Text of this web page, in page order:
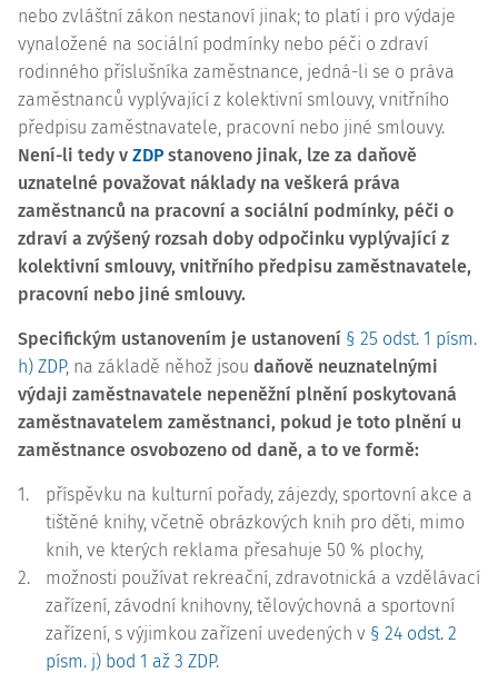
nebo zvláštní zákon nestanoví jinak; to platí i pro výdaje
vynaložené na sociální podmínky nebo péči o zdraví
rodinného příslušníka zaměstnance, jedná-li se o práva
zaměstnanců vyplývající z kolektivní smlouvy, vnitřního
předpisu zaměstnavatele, pracovní nebo jiné smlouvy.
Není-li tedy v ZDP stanoveno jinak, lze za daňově
uznatelné považovat náklady na veškerá práva
zaměstnanců na pracovní a sociální podmínky, péči o
zdraví a zvýšený rozsah doby odpočinku vyplývající z
kolektivní smlouvy, vnitřního předpisu zaměstnavatele,
pracovní nebo jiné smlouvy.
Specifickým ustanovením je ustanovení § 25 odst. 1 písm.
h) ZDP, na základě něhož jsou daňově neuznatelnými
výdaji zaměstnavatele nepeněžní plnění poskytovaná
zaměstnavatelem zaměstnanci, pokud je toto plnění u
zaměstnance osvobozeno od daně, a to ve formě:
1.
příspěvku na kulturní pořady, zájezdy, sportovní akce a
tištěné knihy, včetně obrázkových knih pro děti, mimo
knih, ve kterých reklama přesahuje 50 % plochy,
2.
možnosti používat rekreační, zdravotnická a vzdělávací
zařízení, závodní knihovny, tělovýchovná a sportovní
zařízení, s výjimkou zařízení uvedených v § 24 odst. 2
písm. j) bod 1 až 3 ZDP.